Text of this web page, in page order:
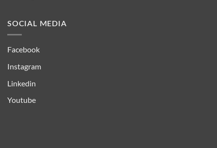
SOCIAL MEDIA
Facebook
Instagram
Linkedin
Youtube